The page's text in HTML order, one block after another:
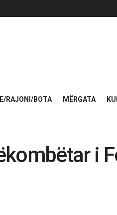
RAJONI/BOTA MËRGATA
i